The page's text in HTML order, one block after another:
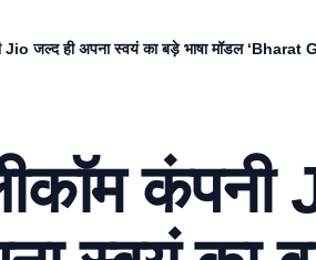
Jio जल्द ही अपना स्वयं का बड़े भाषा मॉडल ‘Bharat
कंपनी